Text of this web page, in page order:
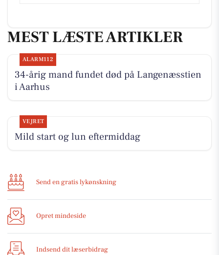
MEST LÆSTE ARTIKLER
ALARM112
34-årig mand fundet død på Langenæsstien
i Aarhus
VEJRET
Mild start og lun eftermiddag
Send en gratis lykønskning
Opret mindeside
Indsend dit læserbidrag